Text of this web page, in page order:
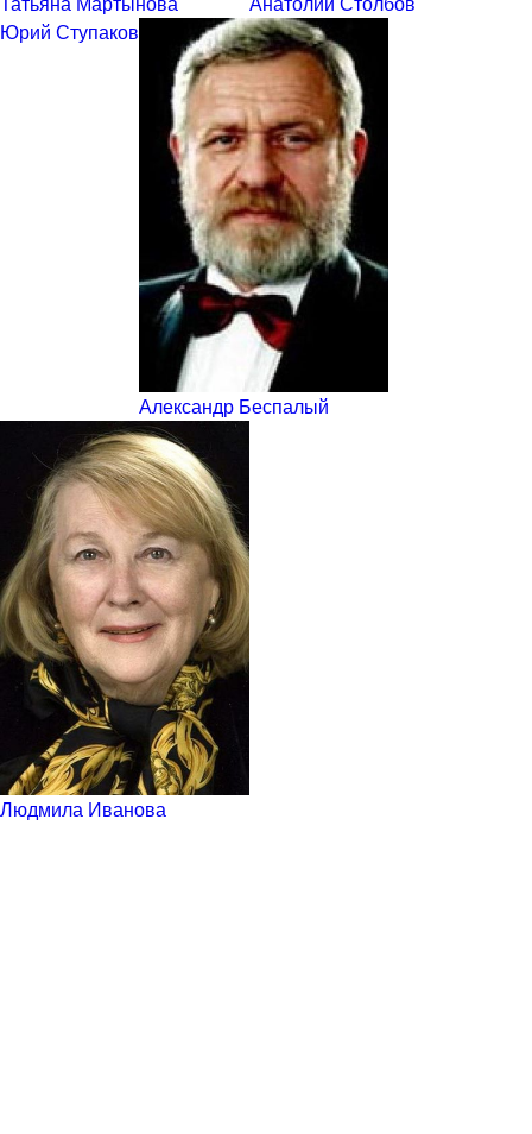
Юрий Ступаков
Александр Беспалый
Людмила Иванова